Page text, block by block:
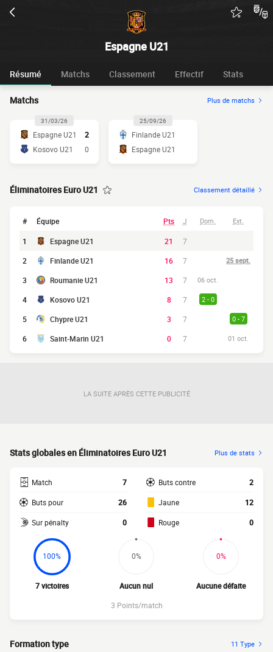
Espagne U21
Résumé Matchs Classement Effectif Stats
Matchs Plus de matchs
31/03/26
Espagne U21
2
Kosovo U21
0
25/09/26
Finlande U21
Espagne U21
Éliminatoires Euro U21 Classement détaillé
# Équipe Pts J Dom. Ext.
1 Espagne U21 21
7
2
Finlande U21 16 7 25 sept.
3 Roumanie U21 13 7 06 oct.
4 Kosovo U21 8 7 2 - 0
5 Chypre U21 3 7 0 - 7
6 Saint-Marin U21 0 7 01 oct.
LA SUITE APRÈS CETTE PUBLICITÉ
Stats globales en Éliminatoires Euro U21 Plus de stats
Match 7
Buts pour 26
Sur pénalty 0
Buts contre 2
Jaune 12
Rouge 0
100%
7 victoires
0%
Aucun nul
0%
Aucune défaite
3 Points/match
Formation type 11 Type